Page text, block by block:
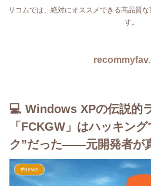
リコムでは、絶対にオススメできる高品質
す。
💻 Windows XPの伝説的
「FCKGW」はハッキン
ク”だった――元開発者が
#news